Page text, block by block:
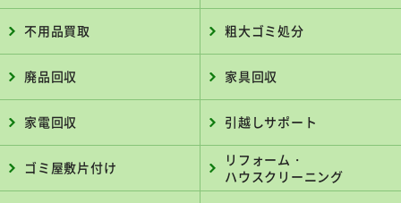
不用品買取 粗大ゴミ処分
廃品回収 家具回収
家電回収 引越しサポート
ゴミ屋敷片付け
リフォーム・
ハウスクリーニング